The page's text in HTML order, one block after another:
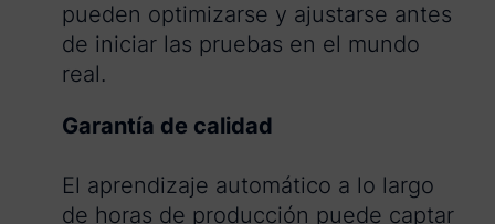
pueden optimizarse y ajustarse antes
de iniciar las pruebas en el mundo
real.
Garantía de calidad
El aprendizaje automático a lo largo
de horas de producción puede captar